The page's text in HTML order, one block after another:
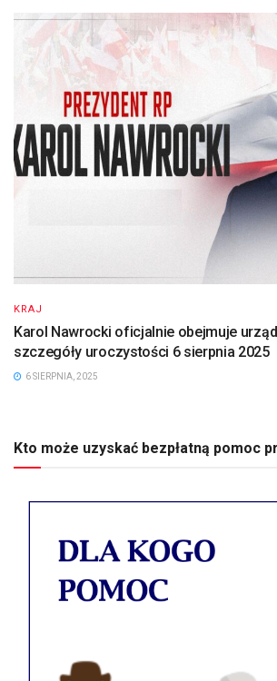
KRAJ
Karol Nawrocki oficjalnie obejmuje
szczegóły uroczystości 6 sierpnia 2025
6 SIERPNIA, 2025
Kto może uzyskać bezpłatną pomoc